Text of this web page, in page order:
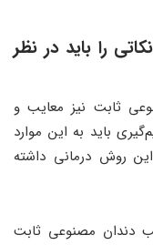
را باید در نظر
ثابت نیز معایب و
باید به این موارد
این روش درمانی داشته
دندان مصنوعی ثابت